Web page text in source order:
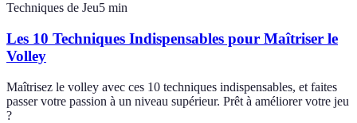
Techniques de Jeu5 min
Les 10 Techniques Indispensables pour Maîtriser le
Volley
Maîtrisez le volley avec ces 10 techniques indispensables, et faites
passer votre passion à un niveau supérieur. Prêt à améliorer votre jeu
?